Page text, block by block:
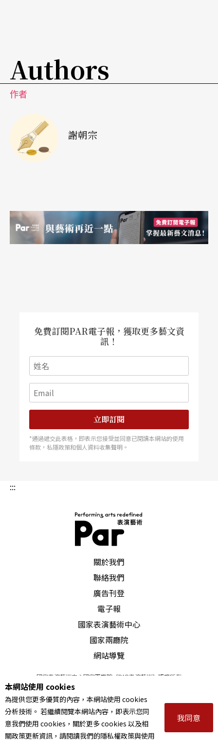
哈里斯的出櫃在美國同志運動上有相當的意義，因
為他在盛年事業重新開始時公開，之後仍繼續在全
國性的電視頻道上演一個到處拈花弄草的花花公
接受同性戀演員演異性戀的成見（他剛宣佈擔任海
尼根Light啤酒代言人，是他大眾親和力和男性魅力
《搖滾芭比》的演出證明哈里斯不必招搖、但也不
需顧忌私人性向對他表演的影響，Hedwig的角色是
哈里斯的成功，如果也能啟發其他同志演員，那他
勢必要在百老匯歷史上留下一頁。
Authors
作者
謝朝宗
免費訂閱PAR電子報，獲取更多藝文資
訊！
立即訂閱
*通過遞交此表格，即表示您接受並同意已閱讀本網站的使用
條款，私隱政策和個人資料收集聲明。
:::
關於我們
聯絡我們
廣告刊登
電子報
國家表演藝術中心
國家兩廳院
網站導覽
國家表演藝術中心國家兩廳院《PAR表演藝術》版權所有
© 2022Performing arts redefined. All Rights Reserved
統一編號 Tax Id number 00973926
本站所提供相關演出資訊，如有異動應以主辦單位公告為準。
服務條款｜隱私權聲明｜著作權聲明
本網站使用 cookies
為提供您更多優質的內容，本網站使用 cookies
分析技術。 若繼續閱覽本網站內容，即表示您同
意我們使用 cookies，關於更多 cookies 以及相
關政策更新資訊，請閱讀我們的隱私權政策與使用
我同意